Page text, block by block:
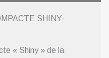
SHINY-
« Shiny » de la